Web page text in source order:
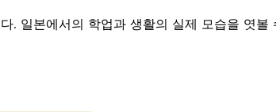
. 일본에서의 학업과 생활의 실제 모습을 엿볼